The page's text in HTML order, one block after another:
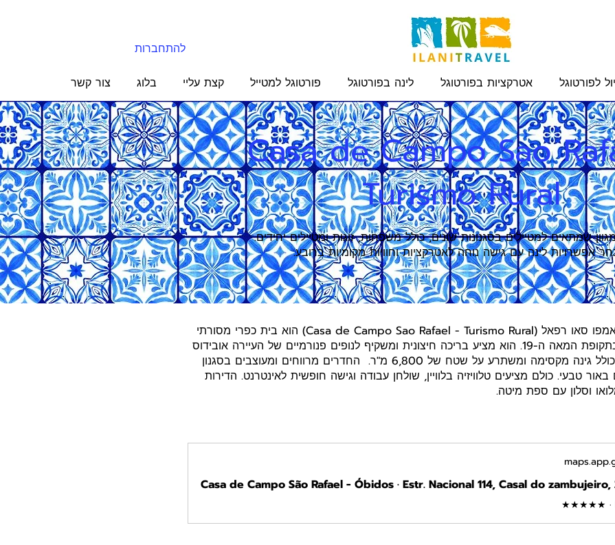
להתחברות
לפורטוגל אטרקציות בפורטוגל לינה בפורטוגל פורטוגל למטייל קצת עליי בלוג צור קשר
Casa de Campo Sao
Turismo Rural
שמתאים למטיילים בסגנונות שונים, כולל משפחות, זוגות ומטיילים יחידים.
אפשרויות לינה עם גישה נוחה לאטרקציות וחוויות מקומיות ברובע.
מקום האירוח קאזה דה קאמפו סאו רפאל (Casa de Campo Sao Rafael - Turismo Rural) הוא בית כפרי מסורתי
משוחזר ומותאם שנבנה בתקופת המאה ה-19. הוא מציע בריכה חיצונית ומשקיף לנופים פנורמיים של העיירה אובידוס
(Óbidos). מקום האירוח כולל גינה מקסימה ומשתרע על שטח של 6,800 מ"ר. החדרים מרווחים ומעוצבים בסגנון
באור טבעי. כולם מציעים טלוויזיה בלוויין, שולחן עבודה וגישה חופשית לאינטרנט. הדירות
וסלון עם ספת מיטה.
★★★★★ ·